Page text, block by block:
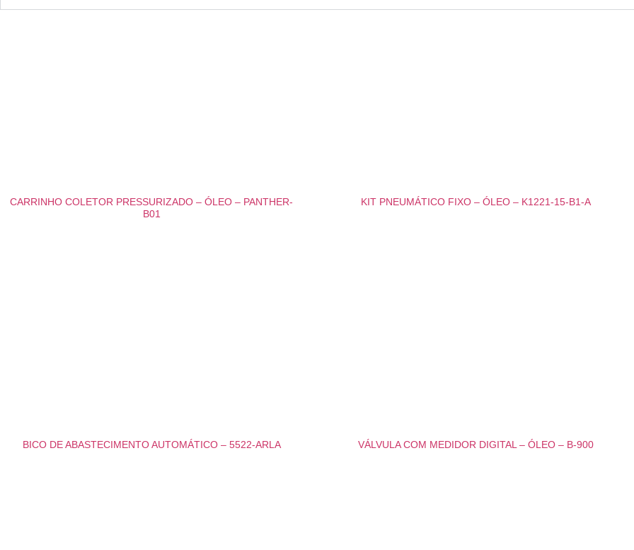
CARRINHO COLETOR PRESSURIZADO – ÓLEO – PANTHER-
B01
KIT PNEUMÁTICO FIXO – ÓLEO – K1221-15-B1-A
BICO DE ABASTECIMENTO AUTOMÁTICO – 5522-ARLA VÁLVULA COM MEDIDOR DIGITAL – ÓLEO – B-900